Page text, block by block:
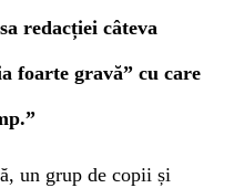
redacției câteva
foarte gravă” cu care
”
un grup de copii și